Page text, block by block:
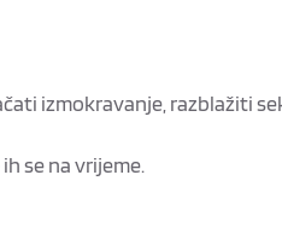
izmokravanje, razblažiti
se na vrijeme.